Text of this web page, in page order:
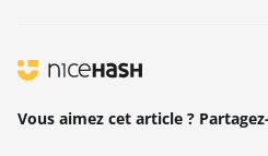
Vous aimez cet article ?